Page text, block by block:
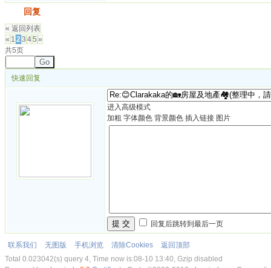
回复
« 返回列表
« 1 23 45 »
共5页
Go
快速回复
进入高级模式
加粗 字体颜色 背景颜色 插入链接 图片
提 交 回复后跳转到最后一页
联系我们 无图版 手机浏览 清除Cookies
返回顶部
Total 0.023042(s) query 4, Time now is:08-10 13:40, Gzip disabled